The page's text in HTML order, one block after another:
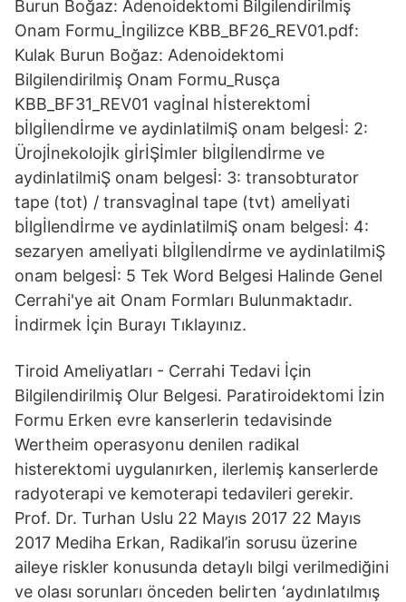
Burun Boğaz: Adenoidektomi Bilgilendirilmiş
Onam Formu_İngilizce KBB_BF26_REV01.pdf:
Kulak Burun Boğaz: Adenoidektomi
Bilgilendirilmiş Onam Formu_Rusça
KBB_BF31_REV01 vagİnal hİsterektomİ
bİlgİlendİrme ve aydinlatilmiŞ onam belgesİ: 2:
Ürojİnekolojİk gİrİŞİmler bİlgİlendİrme ve
aydinlatilmiŞ onam belgesİ: 3: transobturator
tape (tot) / transvagİnal tape (tvt) amelİyati
bİlgİlendİrme ve aydinlatilmiŞ onam belgesİ: 4:
sezaryen amelİyati bİlgİlendİrme ve aydinlatilmiŞ
onam belgesİ: 5 Tek Word Belgesi Halinde Genel
Cerrahi'ye ait Onam Formları Bulunmaktadır.
İndirmek İçin Burayı Tıklayınız.
Tiroid Ameliyatları - Cerrahi Tedavi İçin
Bilgilendirilmiş Olur Belgesi. Paratiroidektomi İzin
Formu Erken evre kanserlerin tedavisinde
Wertheim operasyonu denilen radikal
histerektomi uygulanırken, ilerlemiş kanserlerde
radyoterapi ve kemoterapi tedavileri gerekir.
Prof. Dr. Turhan Uslu 22 Mayıs 2017 22 Mayıs
2017 Mediha Erkan, Radikal’in sorusu üzerine
aileye riskler konusunda detaylı bilgi verilmediğini
ve olası sorunları önceden belirten ‘aydınlatılmış